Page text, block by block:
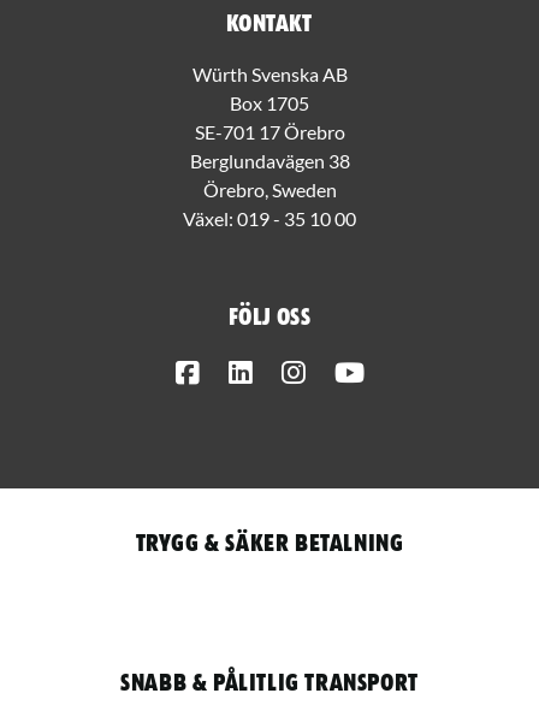
Kontakt
Würth Svenska AB
Box 1705
SE-701 17 Örebro
Berglundavägen 38
Örebro, Sweden
Växel: 019 - 35 10 00
Följ oss
FacebookLinkedInInstagram
Trygg & säker betalning
Snabb & pålitlig transport